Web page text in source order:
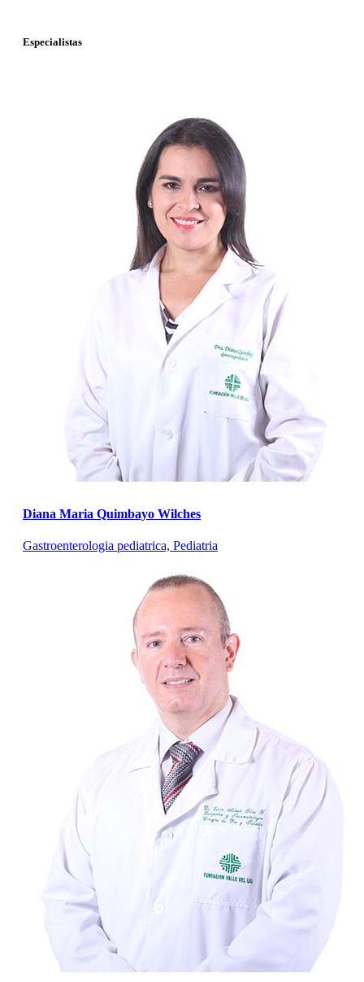
Especialistas
Diana Maria Quimbayo Wilches
Gastroenterologia pediatrica, Pediatria